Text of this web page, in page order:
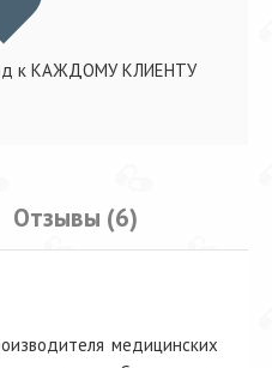
к КАЖДОМУ КЛИЕНТУ
Отзывы (6)
медицинских